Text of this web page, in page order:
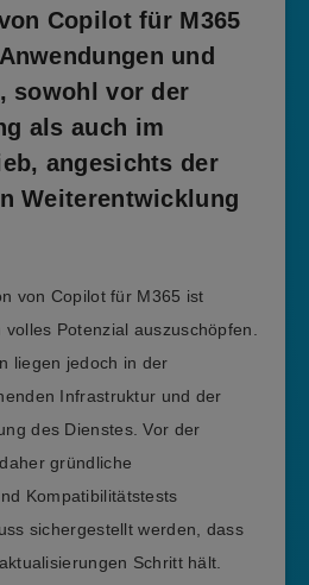
Copilot für M365
und
sowohl vor der
als auch im
angesichts der
Weiterentwicklung
von Copilot für M365 ist
Potenzial auszuschöpfen.
liegen jedoch in der
Infrastruktur und der
des Dienstes. Vor der
gründliche
Kompatibilitätstests
sichergestellt werden, dass
Schritt hält.